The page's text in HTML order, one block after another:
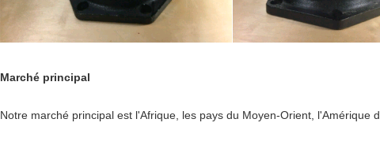
Marché principal
Notre marché principal est l'Afrique, les pays du Moyen-Orient, l'Amérique